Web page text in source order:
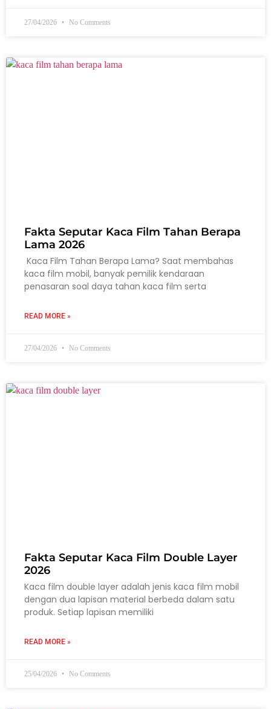
27/04/2026 No Comments
Fakta Seputar Kaca Film Tahan Berapa
Lama 2026
Kaca Film Tahan Berapa Lama? Saat membahas
kaca film mobil, banyak pemilik kendaraan
penasaran soal daya tahan kaca film serta
READ MORE »
27/04/2026 No Comments
Fakta Seputar Kaca Film Double Layer
2026
Kaca film double layer adalah jenis kaca film mobil
dengan dua lapisan material berbeda dalam satu
produk. Setiap lapisan memiliki
READ MORE »
25/04/2026 No Comments